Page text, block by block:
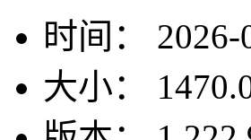
时间：
2026-
大小：